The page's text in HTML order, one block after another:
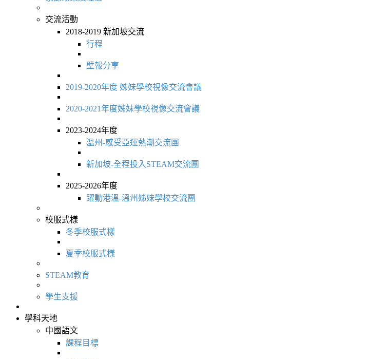
交流活動
2018-2019 新加坡交流
行程
壁報分享
2019-2020年度 姊妹學校視像交流會議
2020-2021年度姊妹學校視像交流會議
2023-2024年度
溫州-感受亞運熱潮交流團
新加坡-全程投入STEAM交流團
2025-2026年度
躍動港溫-溫州姊妹學校交流團
校服式樣
冬季校服式樣
夏季校服式樣
STEAM教育
學生支援
學科天地
中國語文
課程目標